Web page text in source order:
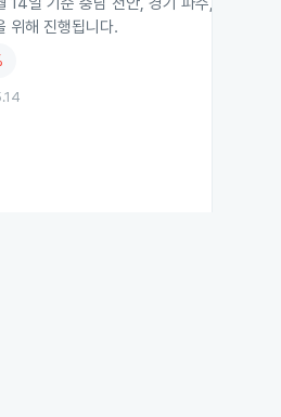
위해 진행됩니다.